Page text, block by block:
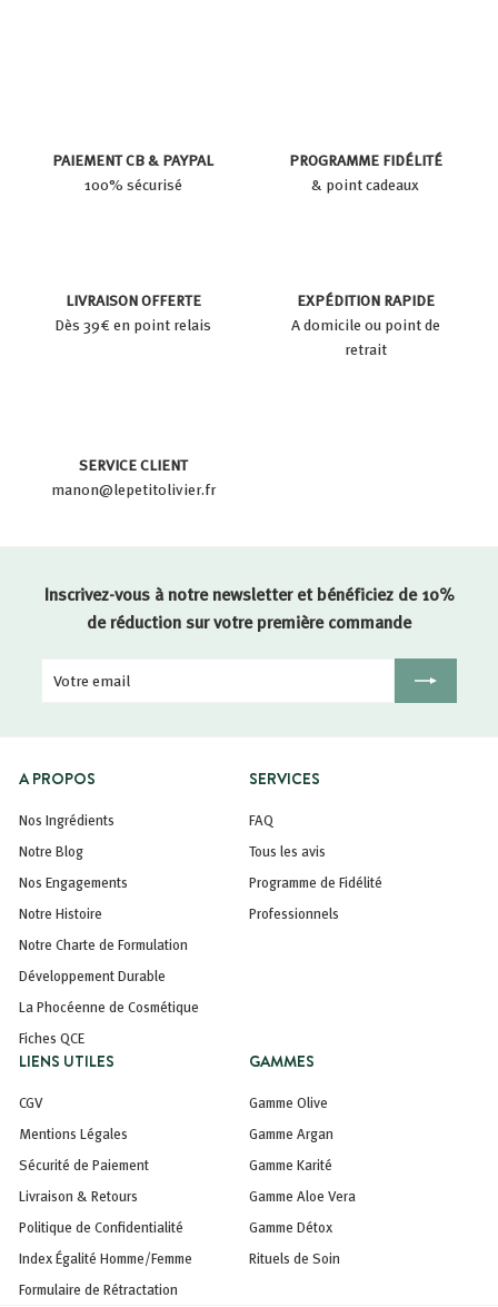
PAIEMENT CB & PAYPAL
100% sécurisé
PROGRAMME FIDÉLITÉ
& point cadeaux
LIVRAISON OFFERTE
Dès 39€ en point relais
EXPÉDITION RAPIDE
A domicile ou point de
retrait
SERVICE CLIENT
manon@lepetitolivier.fr
Inscrivez-vous à notre newsletter et bénéficiez de 10%
de réduction sur votre première commande
Votre
Inscription
A PROPOS
Nos Ingrédients
Notre Blog
Nos Engagements
Notre Histoire
Notre Charte de Formulation
Développement Durable
La Phocéenne de Cosmétique
Fiches QCE
SERVICES
FAQ
Tous les avis
Programme de Fidélité
Professionnels
LIENS UTILES
CGV
Mentions Légales
Sécurité de Paiement
Livraison & Retours
Politique de Confidentialité
Index Égalité Homme/Femme
Formulaire de Rétractation
GAMMES
Gamme Olive
Gamme Argan
Gamme Karité
Gamme Aloe Vera
Gamme Détox
Rituels de Soin